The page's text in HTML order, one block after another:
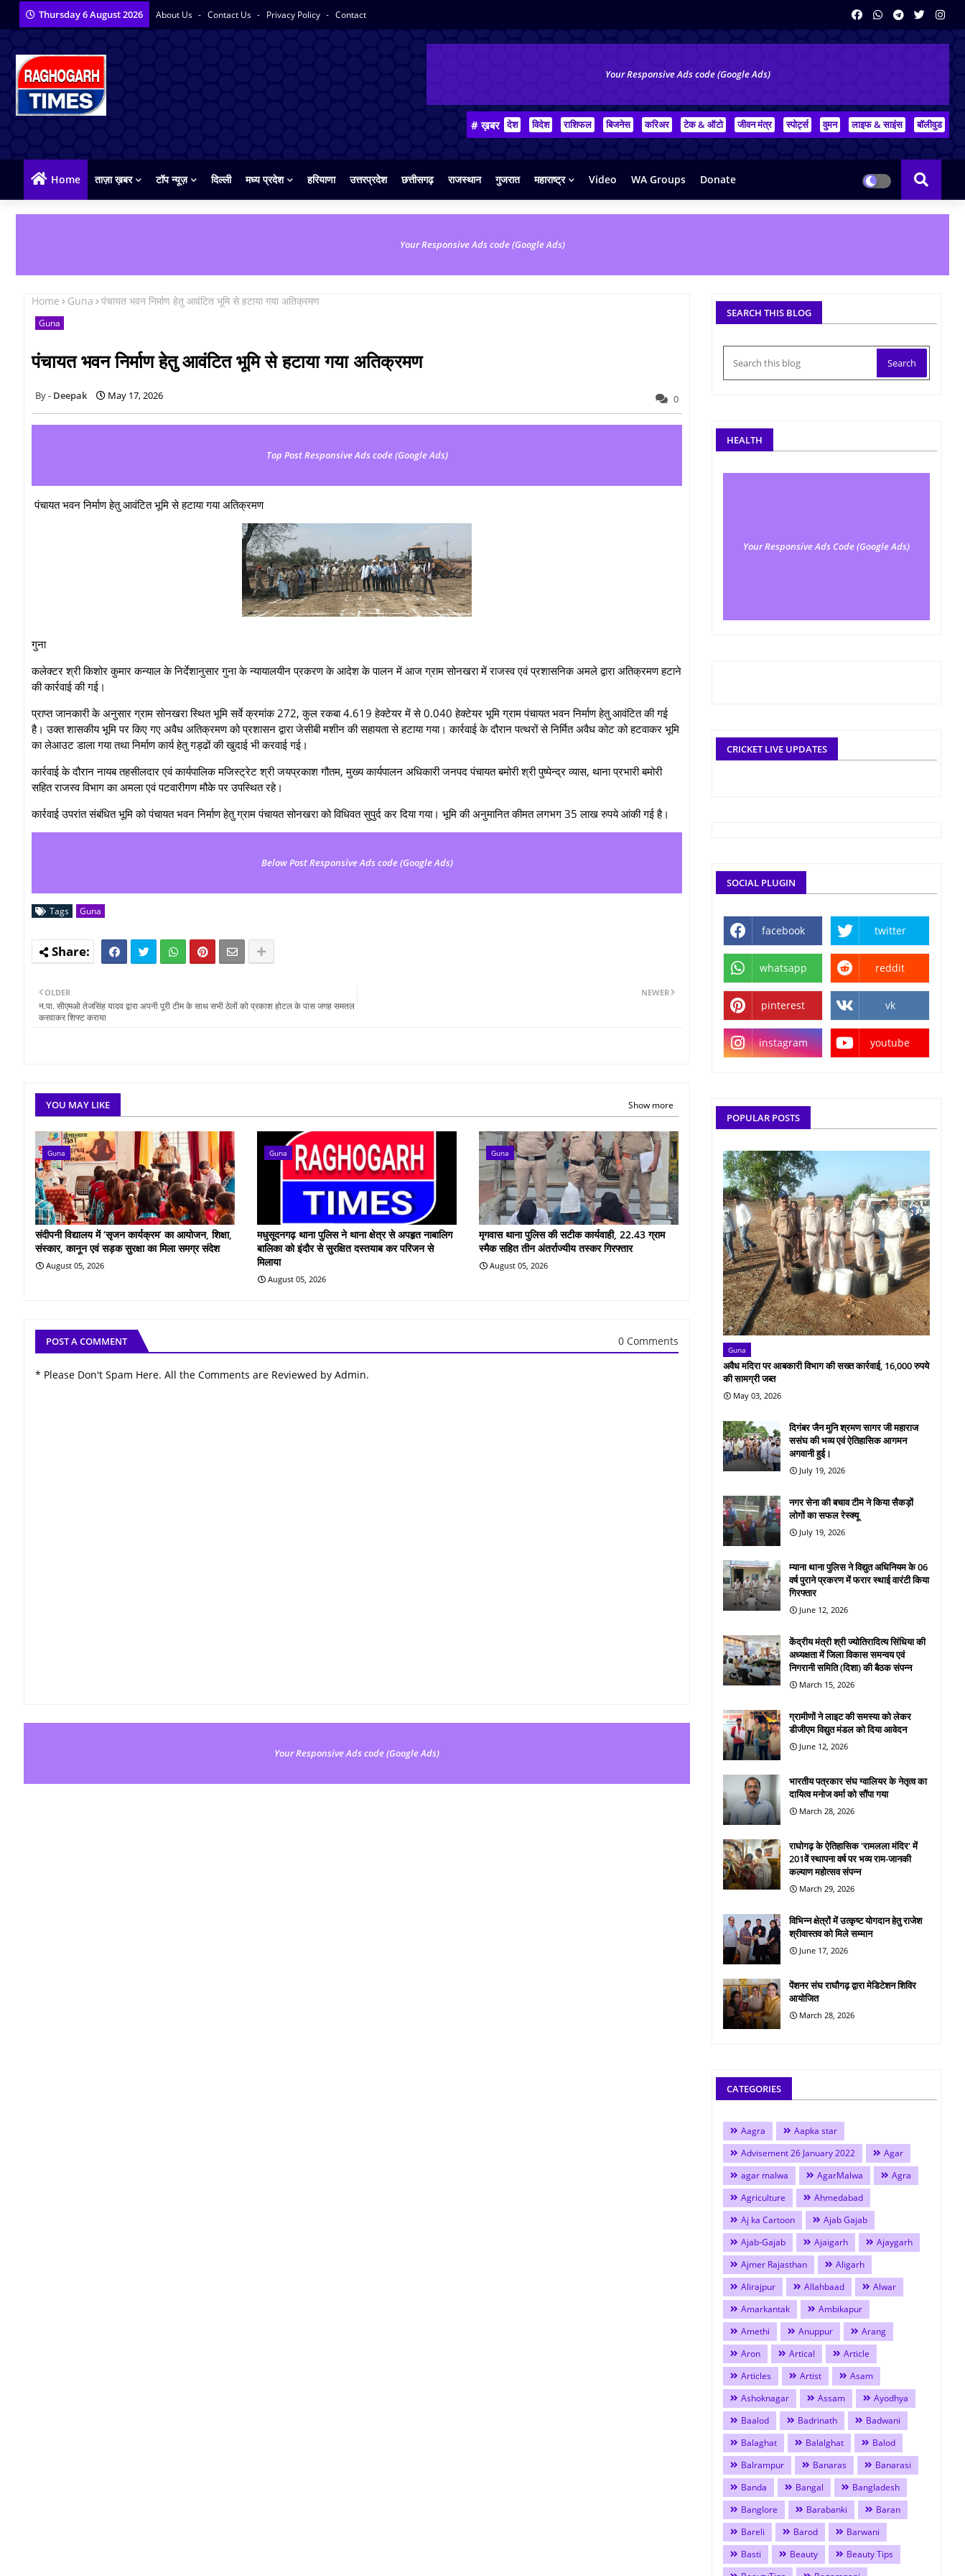
Thursday 6 August 2026 About Us Contact Us Privacy Policy Contact
Your Responsive Ads code (Google Ads)
# ख़बर देश विदेश राशिफल बिजनेस करिअर टेक & ऑटो जीवन मंत्र स्पोर्ट्स वुमन लाइफ & साइंस बॉलीवुड
Home ताज़ा ख़बर टॉप न्यूज़ दिल्ली मध्य प्रदेश हरियाणा उत्तरप्रदेश छत्तीसगढ़ राजस्थान गुजरात महाराष्ट्र Video WA Groups Donate
Your Responsive Ads code (Google Ads)
Home Guna पंचायत भवन निर्माण हेतु आवंटित भूमि से हटाया गया अतिक्रमण
Guna
पंचायत भवन निर्माण हेतु आवंटित भूमि से हटाया गया अतिक्रमण
Deepak May 17, 2026 0
Top Post Responsive Ads code (Google Ads)
पंचायत भवन निर्माण हेतु आवंटित भूमि से हटाया गया अतिक्रमण
गुना
कलेक्टर श्री किशोर कुमार कन्‍याल के निर्देशानुसार गुना के न्यायालयीन प्रकरण के आदेश के पालन में आज ग्राम सोनखरा में राजस्व एवं प्रशासनिक अमले द्वारा अतिक्रमण हटाने
की कार्रवाई की गई।
प्राप्त जानकारी के अनुसार ग्राम सोनखरा स्थित भूमि सर्वे क्रमांक 272, कुल रकबा 4.619 हेक्टेयर में से 0.040 हेक्टेयर भूमि ग्राम पंचायत भवन निर्माण हेतु आवंटित की गई
है। उक्त शासकीय भूमि पर किए गए अवैध अतिक्रमण को प्रशासन द्वारा जेसीबी मशीन की सहायता से हटाया गया। कार्रवाई के दौरान पत्थरों से निर्मित अवैध कोट को हटवाकर भूमि
का लेआउट डाला गया तथा निर्माण कार्य हेतु गड्ढों की खुदाई भी करवाई गई।
कार्रवाई के दौरान नायब तहसीलदार एवं कार्यपालिक मजिस्ट्रेट श्री जयप्रकाश गौतम, मुख्य कार्यपालन अधिकारी जनपद पंचायत बमोरी श्री पुष्‍पेन्‍द्र व्‍यास, थाना प्रभारी बमोरी
सहित राजस्व विभाग का अमला एवं पटवारीगण मौके पर उपस्थित रहे।
कार्रवाई उपरांत संबंधित भूमि को पंचायत भवन निर्माण हेतु ग्राम पंचायत सोनखरा को विधिवत सुपुर्द कर दिया गया। भूमि की अनुमानित कीमत लगभग 35 लाख रुपये आंकी गई है।
Below Post Responsive Ads code (Google Ads)
Tags Guna
NEWER
OLDER
न.पा. सीएमओ तेजसिंह यादव द्वारा अपनी पूरी टीम के साथ सभी ठेलों को प्रकाश होटल के पास जगह समतल
करवाकर शिफ्ट कराया
YOU MAY LIKE Show more
Guna
संदीपनी विद्यालय में ‘सृजन कार्यक्रम’ का आयोजन, शिक्षा,
संस्कार, कानून एवं सड़क सुरक्षा का मिला समग्र संदेश
August 05, 2026
Guna
मधुसूदनगढ़ थाना पुलिस ने थाना क्षेत्र से अपहृत नाबालिग
बालिका को इंदौर से सुरक्षित दस्तयाब कर परिजन से
मिलाया
August 05, 2026
Guna
मृगवास थाना पुलिस की सटीक कार्यवाही, 22.43 ग्राम
स्मैक सहित तीन अंतर्राज्यीय तस्कर गिरफ्तार
August 05, 2026
POST A COMMENT 0 Comments
* Please Don't Spam Here. All the Comments are Reviewed by Admin.
Your Responsive Ads code (Google Ads)
SEARCH THIS BLOG
HEALTH
Your Responsive Ads Code (Google Ads)
CRICKET LIVE UPDATES
SOCIAL PLUGIN
facebook twitter
whatsapp reddit
pinterest vk
instagram youtube
POPULAR POSTS
Guna
अवैध मदिरा पर आबकारी विभाग की सख्त कार्रवाई, 16,000 रुपये
की सामग्री जब्त
May 03, 2026
दिगंबर जैन मुनि श्रमण सागर जी महाराज
ससंघ की भव्य एवं ऐतिहासिक आगमन
अगवानी हुई।
July 19, 2026
नगर सेना की बचाव टीम ने किया सैकड़ों
लोगों का सफल रेस्क्यू
July 19, 2026
म्याना थाना पुलिस ने विद्युत अधिनियम के 06
वर्ष पुराने प्रकरण में फरार स्थाई वारंटी किया
गिरफ्तार
June 12, 2026
केंद्रीय मंत्री श्री ज्योतिरादित्य सिंधिया की
अध्यक्षता में जिला विकास समन्वय एवं
निगरानी समिति (दिशा) की बैठक संपन्न
March 15, 2026
ग्रामीणों ने लाइट की समस्या को लेकर
डीजीएम विद्युत मंडल को दिया आवेदन
June 12, 2026
भारतीय पत्रकार संघ ग्वालियर के नेतृत्व का
दायित्व मनोज वर्मा को सौंपा गया
March 28, 2026
राघोगढ़ के ऐतिहासिक 'रामलला मंदिर' में
201वें स्थापना वर्ष पर भव्य राम-जानकी
कल्याण महोत्सव संपन्न
March 29, 2026
विभिन्न क्षेत्रों में उत्कृष्ट योगदान हेतु राजेश
श्रीवास्तव को मिले सम्मान
June 17, 2026
पेंशनर संघ राघौगढ़ द्वारा मेडिटेशन शिविर
आयोजित
March 28, 2026
CATEGORIES
Aagra
Aapka star
Advisement 26 January 2022
Agar
agar malwa
AgarMalwa
Agra
Agriculture
Ahmedabad
Aj ka Cartoon
Ajab Gajab
Ajab-Gajab
Ajaigarh
Ajaygarh
Ajmer Rajasthan
Aligarh
Alirajpur
Allahbaad
Alwar
Amarkantak
Ambikapur
Amethi
Anuppur
Arang
Aron
Artical
Article
Articles
Artist
Asam
Ashoknagar
Assam
Ayodhya
Baalod
Badrinath
Badwani
Balaghat
Balalghat
Balod
Balrampur
Banaras
Banarasi
Banda
Bangal
Bangladesh
Banglore
Barabanki
Baran
Bareli
Barod
Barwani
Basti
Beauty
Beauty Tips